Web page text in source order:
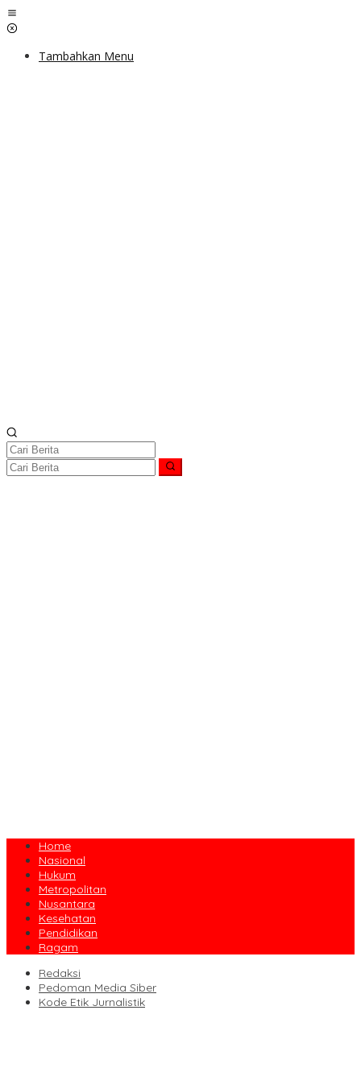
Lewati
ke
Tambahkan Menu
Home
Nasional
Hukum
Metropolitan
Nusantara
Kesehatan
Pendidikan
Ragam
Redaksi
Pedoman Media Siber
Kode Etik Jurnalistik